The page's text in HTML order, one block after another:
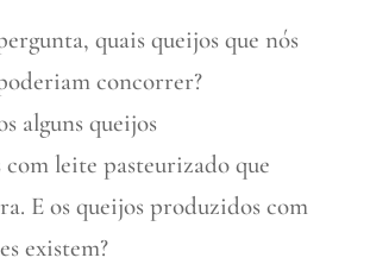
quais queijos que nós
concorrer?
alguns queijos
leite pasteurizado que
E os queijos produzidos com
existem?